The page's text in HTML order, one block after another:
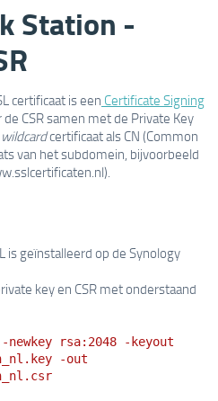
Station -
certificaat is een Certificate Signing
de CSR samen met de Private Key
wildcardcertificaat als CN (Common
van het subdomein, bijvoorbeeld
is geïnstalleerd op de Synology
key en CSR met onderstaand
rsa:2048 -keyout
-out